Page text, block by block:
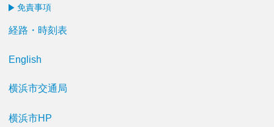
免責事項
経路・時刻表
English
横浜市交通局
横浜市HP